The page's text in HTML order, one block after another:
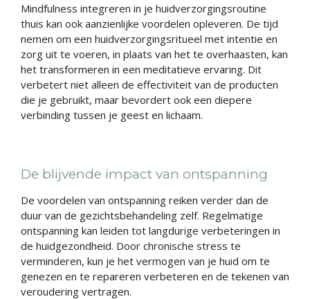
Mindfulness integreren in je huidverzorgingsroutine
thuis kan ook aanzienlijke voordelen opleveren. De tijd
nemen om een huidverzorgingsritueel met intentie en
zorg uit te voeren, in plaats van het te overhaasten, kan
het transformeren in een meditatieve ervaring. Dit
verbetert niet alleen de effectiviteit van de producten
die je gebruikt, maar bevordert ook een diepere
verbinding tussen je geest en lichaam.
De blijvende impact van ontspanning
De voordelen van ontspanning reiken verder dan de
duur van de gezichtsbehandeling zelf. Regelmatige
ontspanning kan leiden tot langdurige verbeteringen in
de huidgezondheid. Door chronische stress te
verminderen, kun je het vermogen van je huid om te
genezen en te repareren verbeteren en de tekenen van
veroudering vertragen.